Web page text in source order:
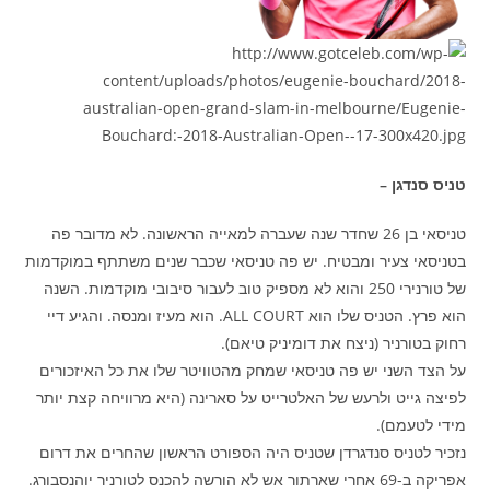
טניס סנדגן –
טניסאי בן 26 שחדר שנה שעברה למאייה הראשונה. לא מדובר פה
בטניסאי צעיר ומבטיח. יש פה טניסאי שכבר שנים משתתף במוקדמות
של טורנירי 250 והוא לא מספיק טוב לעבור סיבובי מוקדמות. השנה
הוא פרץ. הטניס שלו הוא ALL COURT. הוא מעיז ומנסה. והגיע דיי
רחוק בטורניר (ניצח את דומיניק טיאם).
על הצד השני יש פה טניסאי שמחק מהטוויטר שלו את כל האיזכורים
לפיצה גייט ולרעש של האלטרייט על סארינה (היא מרוויחה קצת יותר
מידי לטעמם).
נזכיר לטניס סנדגרדן שטניס היה הספורט הראשון שהחרים את דרום
אפריקה ב-69 אחרי שארתור אש לא הורשה להכנס לטורניר יוהנסבורג.